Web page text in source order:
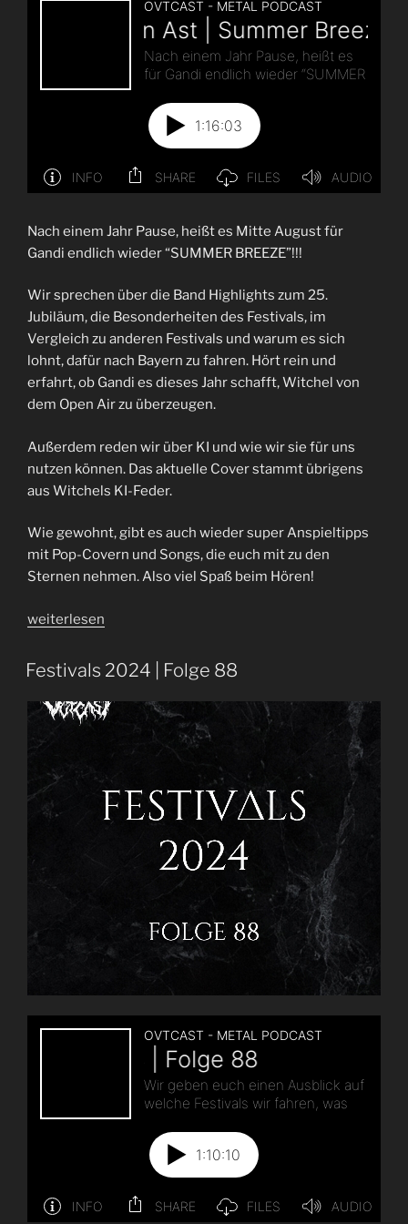
Nach einem Jahr Pause, heißt es Mitte August für
Gandi endlich wieder “SUMMER BREEZE”!!!
Wir sprechen über die Band Highlights zum 25.
Jubiläum, die Besonderheiten des Festivals, im
Vergleich zu anderen Festivals und warum es sich
lohnt, dafür nach Bayern zu fahren. Hört rein und
erfahrt, ob Gandi es dieses Jahr schafft, Witchel von
dem Open Air zu überzeugen.
Außerdem reden wir über KI und wie wir sie für uns
nutzen können. Das aktuelle Cover stammt übrigens
aus Witchels KI-Feder.
Wie gewohnt, gibt es auch wieder super Anspieltipps
mit Pop-Covern und Songs, die euch mit zu den
Sternen nehmen. Also viel Spaß beim Hören!
„Auf
aufsteigenden
|
Summer
Breeze
2024
Ausblick
96“
weiterlesen
Festivals 2024 | Folge 88